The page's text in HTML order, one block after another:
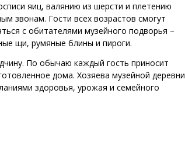
яиц, валянию из шерсти и плетению
звонам. Гости всех возрастов смогут
с обитателями музейного подворья –
щи, румяные блины и пироги.
По обычаю каждый гость приносит
дома. Хозяева музейной деревни
здоровья, урожая и семейного